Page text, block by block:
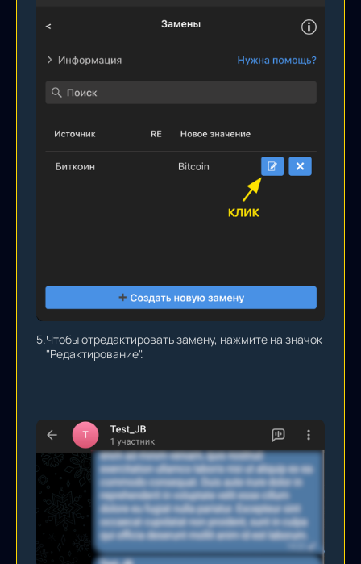
5.Чтобы отредактировать замену, нажмите на значок
"Редактирование".